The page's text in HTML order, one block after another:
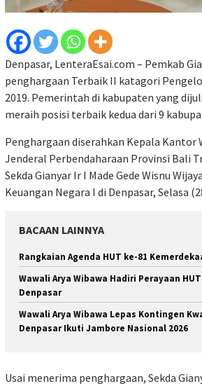
Denpasar, LenteraEsai.com – Pemkab
penghargaan Terbaik II katagori
2019. Pemerintah di kabupaten yang
meraih posisi terbaik kedua dari 9
Penghargaan diserahkan Kepala Kantor
Jenderal Perbendaharaan Provinsi Bali
Sekda Gianyar Ir I Made Gede Wisnu
Keuangan Negara I di Denpasar, Selasa
BACAAN LAINNYA
Rangkaian Agenda HUT ke-81
Wawali Arya Wibawa Hadiri Perayaan HUT
Denpasar
Wawali Arya Wibawa Lepas Kontingen
Denpasar Ikuti Jambore Nasional 2026
Usai menerima penghargaan, Sekda